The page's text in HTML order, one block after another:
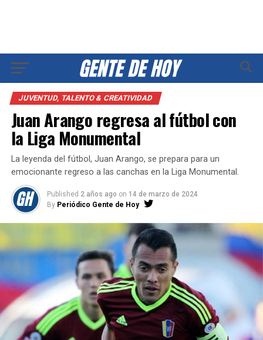
JUVENTUD, TALENTO & CREATIVIDAD
Juan Arango regresa al fútbol con
la Liga Monumental
La leyenda del fútbol, Juan Arango, se prepara para un
emocionante regreso a las canchas en la Liga Monumental.
Published 2 años ago on 14 de marzo de 2024
By Periódico Gente de Hoy